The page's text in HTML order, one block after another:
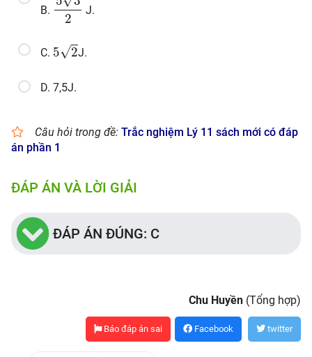
B.
2
J.
C. 5√2
5
J.
D. 7,5J.
Câu hỏi trong đề: Trắc nghiệm Lý 11 sách mới có đáp
án phần 1
ĐÁP ÁN VÀ LỜI GIẢI
ĐÁP ÁN ĐÚNG: C
Chu Huyền (Tổng hợp)
Báo đáp án sai Facebook twitter